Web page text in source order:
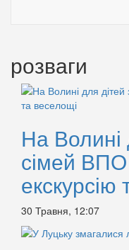
розваги
На Волині
сімей ВПО
екскурсію
30 Травня, 12:07